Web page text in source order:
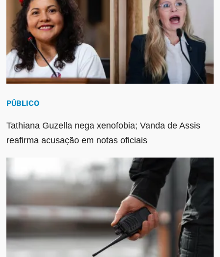
PÚBLICO
Tathiana Guzella nega xenofobia; Vanda de Assis
reafirma acusação em notas oficiais